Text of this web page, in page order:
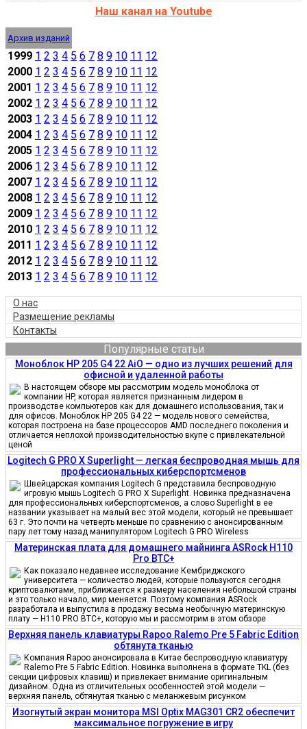
Наш канал на Youtube
Архив изданий
1999 1 2 3 4 5 6 7 8 9 10 11 12
2000 1 2 3 4 5 6 7 8 9 10 11 12
2001 1 2 3 4 5 6 7 8 9 10 11 12
2002 1 2 3 4 5 6 7 8 9 10 11 12
2003 1 2 3 4 5 6 7 8 9 10 11 12
2004 1 2 3 4 5 6 7 8 9 10 11 12
2005 1 2 3 4 5 6 7 8 9 10 11 12
2006 1 2 3 4 5 6 7 8 9 10 11 12
2007 1 2 3 4 5 6 7 8 9 10 11 12
2008 1 2 3 4 5 6 7 8 9 10 11 12
2009 1 2 3 4 5 6 7 8 9 10 11 12
2010 1 2 3 4 5 6 7 8 9 10 11 12
2011 1 2 3 4 5 6 7 8 9 10 11 12
2012 1 2 3 4 5 6 7 8 9 10 11 12
2013 1 2 3 4 5 6 7 8 9 10 11 12
О нас
Размещение рекламы
Контакты
Популярные статьи
Моноблок HP 205 G4 22 AiO — одно из лучших решений для
офисной и удаленной работы
В настоящем обзоре мы рассмотрим модель моноблока от
компании HP, которая является признанным лидером в
производстве компьютеров как для домашнего использования, так и
для офисов. Моноблок HP 205 G4 22 — модель нового семейства,
которая построена на базе процессоров AMD последнего поколения и
отличается неплохой производительностью вкупе с привлекательной
ценой
Logitech G PRO X Superlight — легкая беспроводная мышь для
профессиональных киберспортсменов
Швейцарская компания Logitech G представила беспроводную
игровую мышь Logitech G PRO X Superlight. Новинка предназначена
для профессиональных киберспортсменов, а слово Superlight в ее
названии указывает на малый вес этой модели, который не превышает
63 г. Это почти на четверть меньше по сравнению с анонсированным
пару лет тому назад манипулятором Logitech G PRO Wireless
Материнская плата для домашнего майнинга ASRock H110
Pro BTC+
Как показало недавнее исследование Кембриджского
университета — количество людей, которые пользуются сегодня
криптовалютами, приближается к размеру населения небольшой страны
и это только начало, мир меняется. Поэтому компания ASRock
разработала и выпустила в продажу весьма необычную материнскую
плату — H110 PRO BTC+, которую мы и рассмотрим в этом обзоре
Верхняя панель клавиатуры Rapoo Ralemo Pre 5 Fabric Edition
обтянута тканью
Компания Rapoo анонсировала в Китае беспроводную клавиатуру
Ralemo Pre 5 Fabric Edition. Новинка выполнена в формате TKL (без
секции цифровых клавиш) и привлекает внимание оригинальным
дизайном. Одна из отличительных особенностей этой модели —
верхняя панель, обтянутая тканью с меланжевым рисунком
Изогнутый экран монитора MSI Optix MAG301 CR2 обеспечит
максимальное погружение в игру